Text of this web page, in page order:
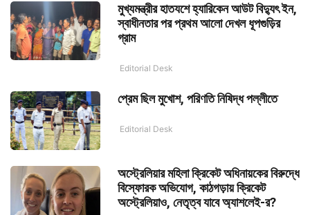
মুখ্যমন্ত্রীর হাতযশে হ্যারিকেন আউট বিদ্যুৎ ইন,
স্বাধীনতার পর প্রথম আলো দেখল ধূপগুড়ির
গ্রাম
Editorial Desk
প্রেম ছিল মুখোশ, পরিণতি নিষিদ্ধ পল্লীতে
Editorial Desk
অস্ট্রেলিয়ার মহিলা ক্রিকেট অধিনায়কের বিরুদ্ধে
বিস্ফোরক অভিযোগ, কাঠগড়ায় ক্রিকেট
অস্ট্রেলিয়াও, নেতৃত্ব যাবে অ্যাশলেই-র?